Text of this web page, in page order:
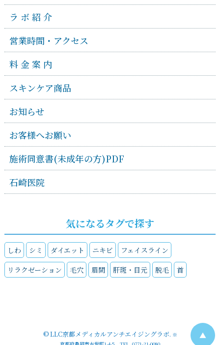
ラ ボ 紹 介
営業時間・アクセス
料 金 案 内
スキンケア商品
お知らせ
お客様へお願い
施術同意書(未成年の方)PDF
石崎医院
気になるタグで探す
しわ シミ ダイエット ニキビ
フェイスライン
リラクゼーション
毛穴 眉間 肝斑・目元 脱毛 首
▲
©LLC京都メディカルアンチエイジングラボ. ※